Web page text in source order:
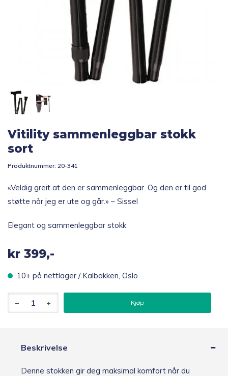
Gavetips
Vitility sammenleggbar stokk
sort
Produktnummer: 20-341
«Veldig greit at den er sammenleggbar. Og den er til god
støtte når jeg er ute og går.» – Sissel
Elegant og sammenleggbar stokk
kr 399,-
10+ på nettlager / Kalbakken, Oslo
sammenleggbar
stokk
Kjøp
Beskrivelse
Denne stokken gir deg maksimal komfort når du